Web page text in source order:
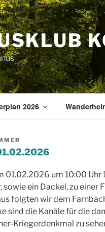
2026
01.02.2026 um 10:00 Uhr
ein Dackel, zu einer
folgten wir dem
sind die Kanäle für die
Kriegerdenkmal zu